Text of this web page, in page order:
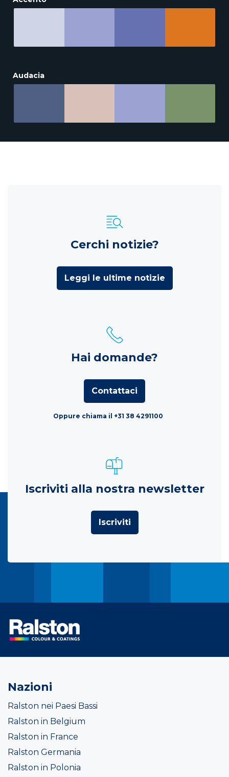
Audacia
Cerchi notizie?
Leggi le ultime notizie
Hai domande?
Contattaci
Oppure chiama il +31 38 4291100
Iscriviti alla nostra newsletter
Iscriviti
Nazioni
Ralston nei Paesi Bassi
Ralston in Belgium
Ralston in France
Ralston Germania
Ralston in Polonia